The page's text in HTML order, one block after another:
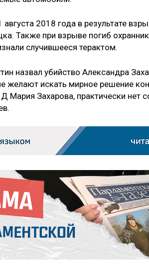
2018 года в результате
Также при взрыве погиб
случившееся терактом.
назвал убийство Александра
желают искать мирное решение
Мария Захарова, практически нет